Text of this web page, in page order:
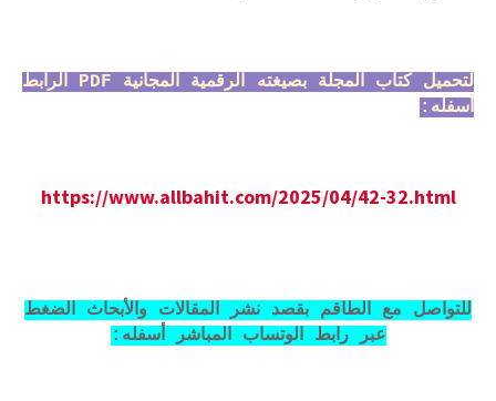
لتحميل كتاب المجلة بصيغته الرقمية المجانية PDF الرابط
أسفله:
https://www.allbahit.com/2025/04/42-32.html
للتواصل مع الطاقم بقصد نشر المقالات والأبحاث الضغط
عبر رابط الوتساب المباشر أسفله: